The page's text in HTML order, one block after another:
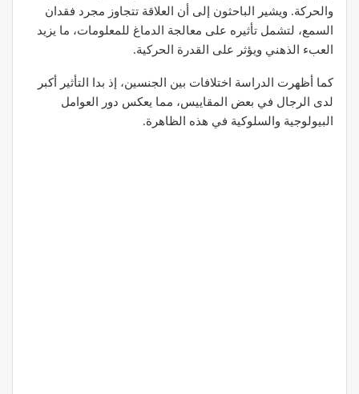
والحركة. ويشير الباحثون إلى أن العلاقة تتجاوز مجرد فقدان
السمع، لتشمل تأثيره على معالجة الدماغ للمعلومات، ما يزيد
العبء الذهني ويؤثر على القدرة الحركية.
كما أظهرت الدراسة اختلافات بين الجنسين، إذ بدا التأثير أكبر
لدى الرجال في بعض المقاييس، مما يعكس دور العوامل
البيولوجية والسلوكية في هذه الظاهرة.